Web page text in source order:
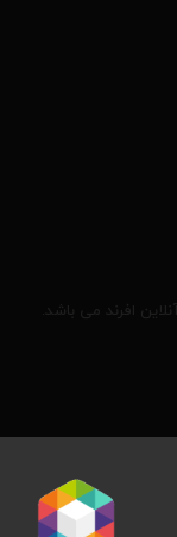
افرند می باشد.